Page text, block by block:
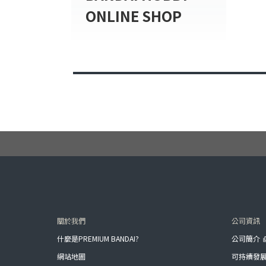
ONLINE SHOP
關於我們
什麼是PREMIUM BANDAI?
網站地圖
公司資訊
公司簡介
可持續發